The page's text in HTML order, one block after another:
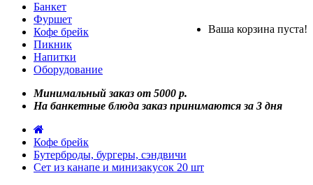
Ваша корзина пуста!
Банкет
Фуршет
Кофе брейк
Пикник
Напитки
Оборудование
Минимальный заказ от 5000 р.
На банкетные блюда заказ принимаются за 3 дня
Кофе брейк
Бутерброды, бургеры, сэндвичи
Сет из канапе и минизакусок 20 шт